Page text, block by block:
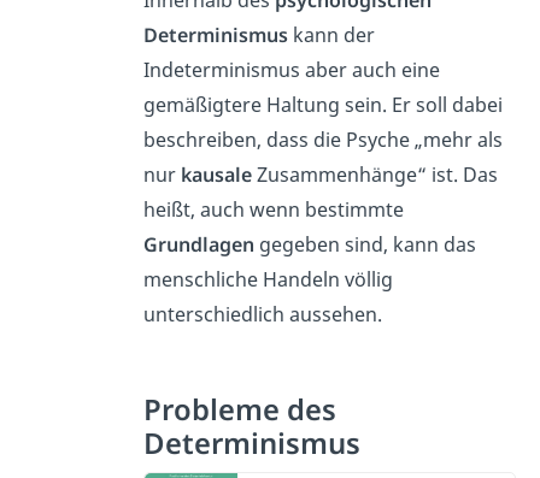
Determinismuskann der
Indeterminismus aber auch eine
gemäßigtere Haltung sein. Er soll dabei
beschreiben, dass die Psyche „mehr als
nur kausaleZusammenhänge“ ist. Das
heißt, auch wenn bestimmte
Grundlagen gegeben sind, kann das
menschliche Handeln völlig
unterschiedlich aussehen.
Probleme des
Determinismus